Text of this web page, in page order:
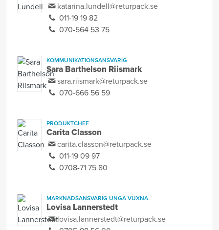
katarina.lundell@returpack.se
011-19 19 82
070-564 53 75
KOMMUNIKATIONSANSVARIG
Sara Barthelson Riismark
sara.riismark@returpack.se
070-666 56 59
PRODUKTCHEF
Carita Classon
carita.classon@returpack.se
011-19 09 97
0708-71 75 80
MARKNADSANSVARIG UNGA VUXNA
Lovisa Lannerstedt
lovisa.lannerstedt@returpack.se